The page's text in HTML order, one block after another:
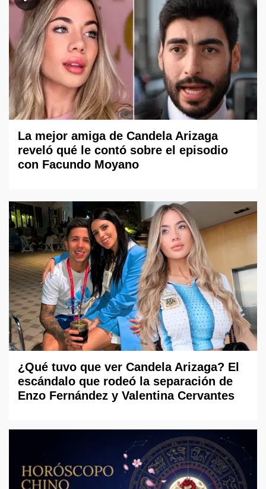
La mejor amiga de Candela Arizaga
reveló qué le contó sobre el episodio
con Facundo Moyano
¿Qué tuvo que ver Candela Arizaga? El
escándalo que rodeó la separación de
Enzo Fernández y Valentina Cervantes